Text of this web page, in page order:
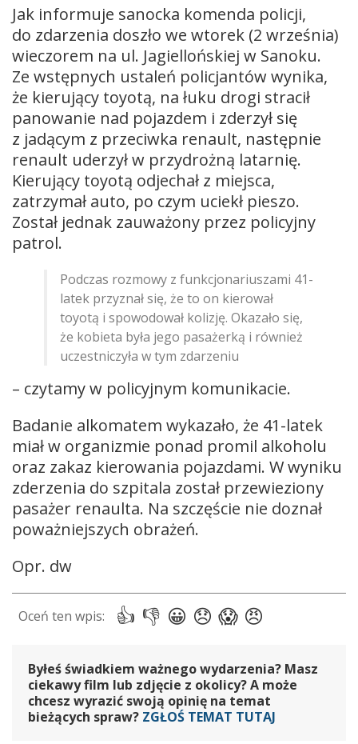
Jak informuje sanocka komenda policji,
do zdarzenia doszło we wtorek (2 września)
wieczorem na ul. Jagiellońskiej w Sanoku.
Ze wstępnych ustaleń policjantów wynika,
że kierujący toyotą, na łuku drogi stracił
panowanie nad pojazdem i zderzył się
z jadącym z przeciwka renault, następnie
renault uderzył w przydrożną latarnię.
Kierujący toyotą odjechał z miejsca,
zatrzymał auto, po czym uciekł pieszo.
Został jednak zauważony przez policyjny
patrol.
Podczas rozmowy z funkcjonariuszami 41-
latek przyznał się, że to on kierował
toyotą i spowodował kolizję. Okazało się,
że kobieta była jego pasażerką i również
uczestniczyła w tym zdarzeniu
– czytamy w policyjnym komunikacie.
Badanie alkomatem wykazało, że 41-latek
miał w organizmie ponad promil alkoholu
oraz zakaz kierowania pojazdami. W wyniku
zderzenia do szpitala został przewieziony
pasażer renaulta. Na szczęście nie doznał
poważniejszych obrażeń.
Opr. dw
Byłeś świadkiem ważnego wydarzenia? Masz
ciekawy film lub zdjęcie z okolicy? A może
chcesz wyrazić swoją opinię na temat
bieżących spraw? ZGŁOŚ TEMAT TUTAJ